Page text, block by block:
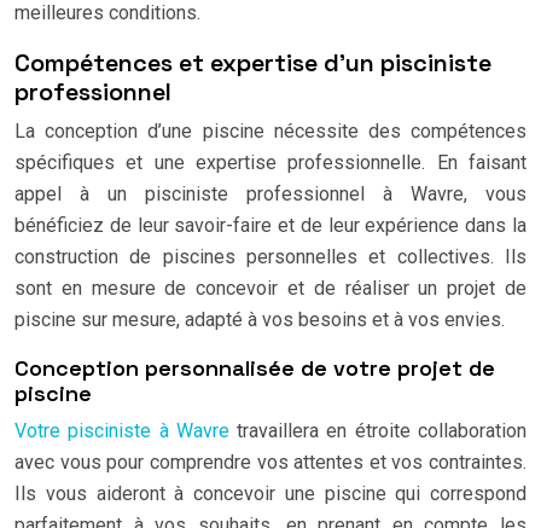
meilleures conditions.
Compétences et expertise d’un pisciniste
professionnel
La conception d’une piscine nécessite des compétences
spécifiques et une expertise professionnelle. En faisant
appel à un pisciniste professionnel à Wavre, vous
bénéficiez de leur savoir-faire et de leur expérience dans la
construction de piscines personnelles et collectives. Ils
sont en mesure de concevoir et de réaliser un projet de
piscine sur mesure, adapté à vos besoins et à vos envies.
Conception personnalisée de votre projet de
piscine
Votre pisciniste à Wavretravaillera en étroite collaboration
avec vous pour comprendre vos attentes et vos contraintes.
Ils vous aideront à concevoir une piscine qui correspond